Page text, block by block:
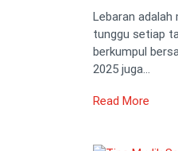
Lebaran
tunggu setiap
berkumpul
2025 juga…
Read More